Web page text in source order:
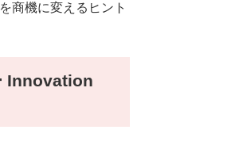
商機に変えるヒント
Innovation